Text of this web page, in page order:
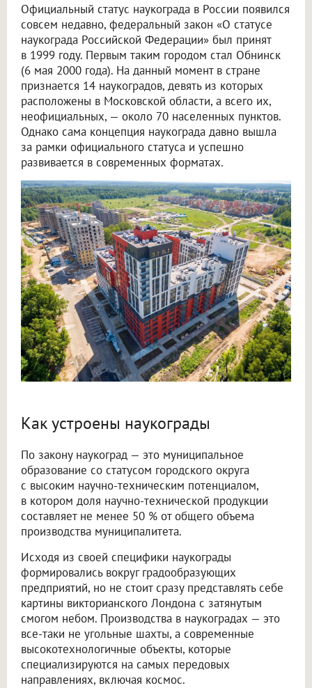
Официальный статус наукограда в России появился
совсем недавно, федеральный закон «О статусе
наукограда Российской Федерации» был принят
в 1999 году. Первым таким городом стал Обнинск
(6 мая 2000 года). На данный момент в стране
признается 14 наукоградов, девять из которых
расположены в Московской области, а всего их,
неофициальных, — около 70 населенных пунктов.
Однако сама концепция наукограда давно вышла
за рамки официального статуса и успешно
развивается в современных форматах.
Как устроены наукограды
По закону наукоград — это муниципальное
образование со статусом городского округа
с высоким научно-техническим потенциалом,
в котором доля научно-технической продукции
составляет не менее 50 % от общего объема
производства муниципалитета.
Исходя из своей специфики наукограды
формировались вокруг градообразующих
предприятий, но не стоит сразу представлять себе
картины викторианского Лондона с затянутым
смогом небом. Производства в наукоградах — это
все-таки не угольные шахты, а современные
высокотехнологичные объекты, которые
специализируются на самых передовых
направлениях, включая космос.